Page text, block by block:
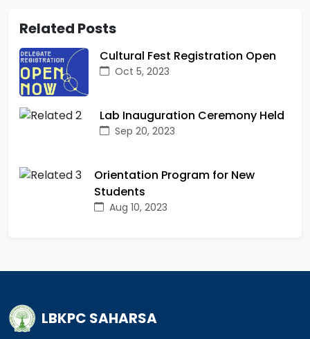
Related Posts
Cultural Fest Registration Open
Oct 5, 2023
Lab Inauguration Ceremony Held
Sep 20, 2023
Orientation Program for New
Students
Aug 10, 2023
LBKPC SAHARSA